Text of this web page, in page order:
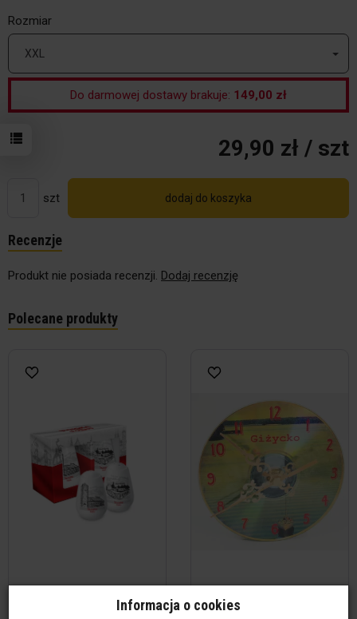
Rozmiar
XXL
Do darmowej dostawy brakuje: 149,00 zł
29,90 zł / szt
szt dodaj do koszyka
Recenzje
Produkt nie posiada recenzji. Dodaj recenzję
Polecane produkty
Zestaw solniczka / pieprzniczka
Zegar płyta CD - Giżycko
Informacja o cookies